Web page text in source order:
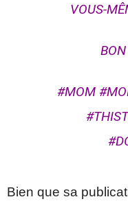
VOUS-
#MOM
Bien que sa